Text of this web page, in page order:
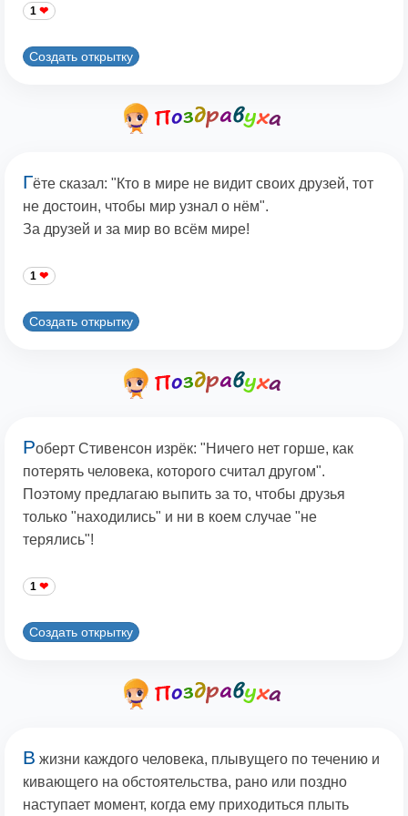
1
Создать открытку
Гёте сказал: "Кто в мире не видит своих друзей, тот
не достоин, чтобы мир узнал о нём".
За друзей и за мир во всём мире!
1
Создать открытку
Роберт Стивенсон изрёк: "Ничего нет горше, как
потерять человека, которого считал другом".
Поэтому предлагаю выпить за то, чтобы друзья
только "находились" и ни в коем случае "не
терялись"!
1
Создать открытку
В жизни каждого человека, плывущего по течению и
кивающего на обстоятельства, рано или поздно
наступает момент, когда ему приходиться плыть